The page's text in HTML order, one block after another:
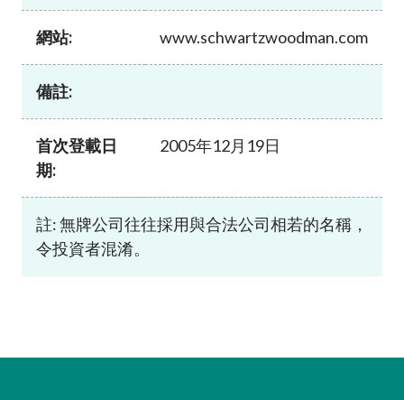
網站: www.schwartzwoodman.com
備註:
首次登載日
期:
2005年12月19日
註: 無牌公司往往採用與合法公司相若的名稱，
令投資者混淆。